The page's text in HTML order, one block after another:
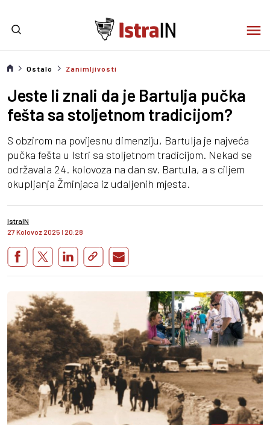
Ostalo Zanimljivosti
Jeste li znali da je Bartulja pučka
fešta sa stoljetnom tradicijom?
S obzirom na povijesnu dimenziju, Bartulja je najveća
pučka fešta u Istri sa stoljetnom tradicijom. Nekad se
održavala 24. kolovoza na dan sv. Bartula, a s ciljem
okupljanja Žminjaca iz udaljenih mjesta.
IstraIN
27 Kolovoz 2025 I 20:28